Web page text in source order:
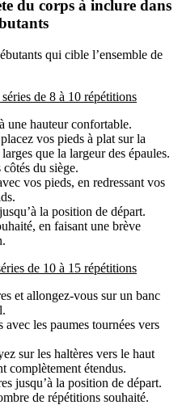
du corps à inclure dans
qui cible l’ensemble de
de 8 à 10 répétitions
une hauteur confortable.
vos pieds à plat sur la
que la largeur des épaules.
côtés du siège.
vos pieds, en redressant vos
la position de départ.
en faisant une brève
de 10 à 15 répétitions
et allongez-vous sur un banc
avec les paumes tournées vers
sur les haltères vers le haut
complètement étendus.
jusqu’à la position de départ.
de répétitions souhaité.